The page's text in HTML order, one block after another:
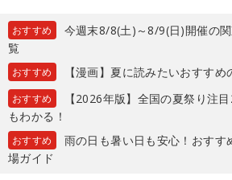
おすすめ
今週末8/8(土)～8/9(日)開催の
覧
おすすめ 【漫画】夏に読みたいおすすめ
おすすめ
【2026年版】全国の夏祭り注
もわかる！
おすすめ
雨の日も暑い日も安心！おすす
場ガイド